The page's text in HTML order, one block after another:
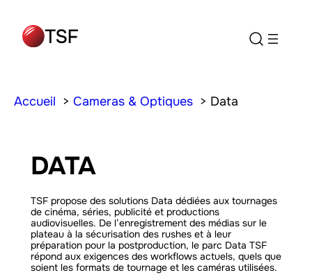
Accueil Cameras & Optiques Data
DATA
TSF propose des solutions Data dédiées aux tournages
de cinéma, séries, publicité et productions
audiovisuelles. De l’enregistrement des médias sur le
plateau à la sécurisation des rushes et à leur
préparation pour la postproduction, le parc Data TSF
répond aux exigences des workflows actuels, quels que
soient les formats de tournage et les caméras utilisées.